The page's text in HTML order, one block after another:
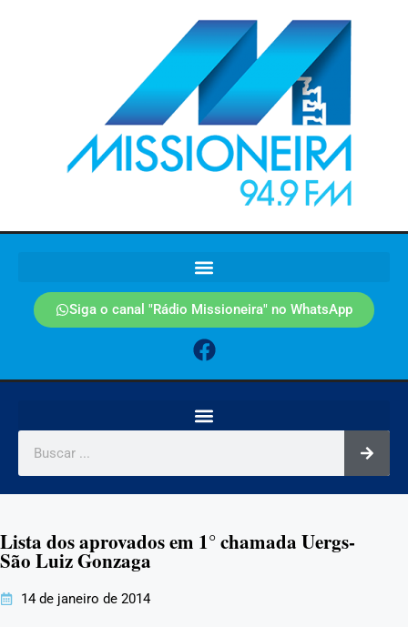
Siga o canal "Rádio Missioneira" no WhatsApp
Lista dos aprovados em 1° chamada Uergs-
São Luiz Gonzaga
14 de janeiro de 2014